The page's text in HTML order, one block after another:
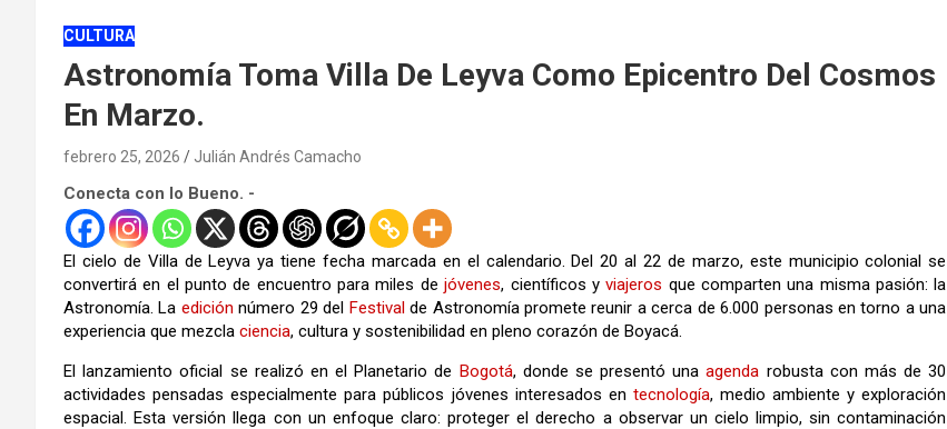
CULTURA
Astronomía Toma Villa De Leyva Como Epicentro Del Cosmos
En Marzo.
febrero 25, 2026 Julián Andrés Camacho
Conecta con lo Bueno. -
El cielo de Villa de Leyva ya tiene fecha marcada en el calendario. Del 20 al 22 de marzo, este municipio colonial se
convertirá en el punto de encuentro para miles dejóvenes, científicos yviajeros que comparten una misma pasión: la
Astronomía. La edición número 29 del Festivalde Astronomía promete reunir a cerca de 6.000 personas en torno a una
experiencia que mezcla ciencia, cultura y sostenibilidad en pleno corazón de Boyacá.
El lanzamiento oficial se realizó en elPlanetario de Bogotá, donde se presentó unaagenda robusta con más de 30
actividades pensadas especialmente para públicos jóvenes interesados en tecnología, medio ambiente y exploración
espacial. Esta versión llega con un enfoque claro: proteger el derecho a observar un cielo limpio, sin contaminación